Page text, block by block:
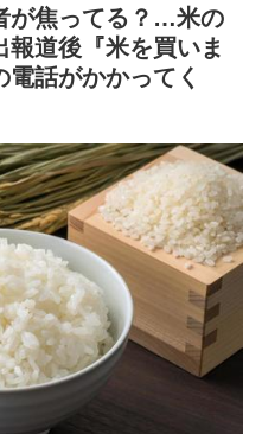
梁 / NEWまとめサイトア
/ NEW
ちえち色白ボディを公開
イトアンテナ！ NEW!
(8/9
後の世界」って結局どこ
ネタ・オールジャンル –
11:28)
休 / まとめるZ
(8/9
は68% AI利用調査? / ま
ェリアを集めるようで
(8/9 11:04)
が焦ってる？…米の
道後『米を買いま
話がかかってく